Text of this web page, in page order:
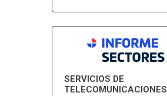
SERVICIOS DE
TELECOMUNICACIONES